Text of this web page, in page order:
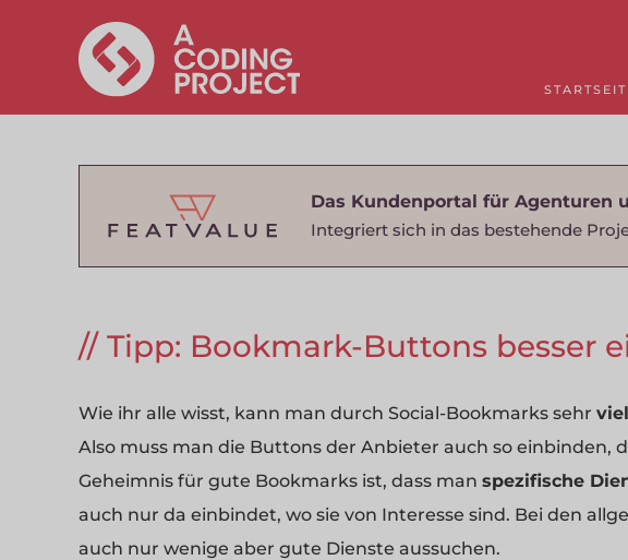
Das Kundenportal für Agenturen
Integriert sich in das bestehende
Tipp: Bookmark-Buttons besser
Wie ihr alle wisst, kann man durch Social-Bookmarks sehr
Also muss man die Buttons der Anbieter auch so einbinden,
Geheimnis für gute Bookmarks ist, dass man spezifische
auch nur da einbindet, wo sie von Interesse sind. Bei den
auch nur wenige aber gute Dienste aussuchen.